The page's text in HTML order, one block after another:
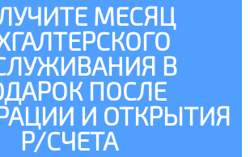
МЕСЯЦ
В
ПОСЛЕ
И ОТКРЫТИЯ
Р/СЧЕТА